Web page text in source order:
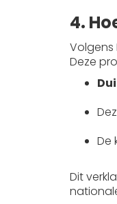
4.
Volgens
Deze
De
Dit